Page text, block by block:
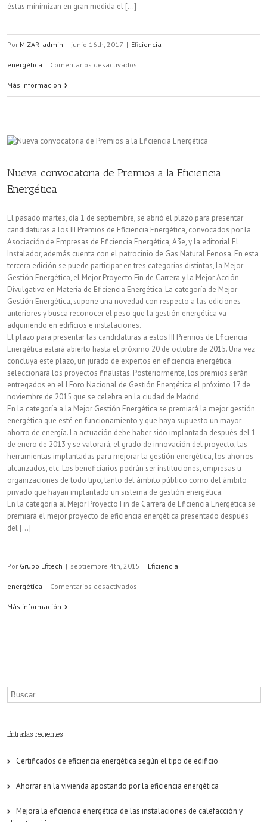
éstas minimizan en gran medida el [...]
Por MIZAR_admin | junio 16th, 2017 | Eficiencia
energética | Comentarios desactivados
del
España
lo
generan
los
Más información
Nueva convocatoria de Premios a la Eficiencia
Energética
El pasado martes, día 1 de septiembre, se abrió el plazo para presentar
candidaturas a los III Premios de Eficiencia Energética, convocados por la
Asociación de Empresas de Eficiencia Energética, A3e, y la editorial El
Instalador, además cuenta con el patrocinio de Gas Natural Fenosa. En esta
tercera edición se puede participar en tres categorías distintas, la Mejor
Gestión Energética, el Mejor Proyecto Fin de Carrera y la Mejor Acción
Divulgativa en Materia de Eficiencia Energética. La categoría de Mejor
Gestión Energética, supone una novedad con respecto a las ediciones
anteriores y busca reconocer el peso que la gestión energética va
adquiriendo en edificios e instalaciones.
El plazo para presentar las candidaturas a estos III Premios de Eficiencia
Energética estará abierto hasta el próximo 20 de octubre de 2015. Una vez
concluya este plazo, un jurado de expertos en eficiencia energética
seleccionará los proyectos finalistas. Posteriormente, los premios serán
entregados en el I Foro Nacional de Gestión Energética el próximo 17 de
noviembre de 2015 que se celebra en la ciudad de Madrid.
En la categoría a la Mejor Gestión Energética se premiará la mejor gestión
energética que esté en funcionamiento y que haya supuesto un mayor
ahorro de energía. La actuación debe haber sido implantada después del 1
de enero de 2013 y se valorará, el grado de innovación del proyecto, las
herramientas implantadas para mejorar la gestión energética, los ahorros
alcanzados, etc. Los beneficiarios podrán ser instituciones, empresas u
organizaciones de todo tipo, tanto del ámbito público como del ámbito
privado que hayan implantado un sistema de gestión energética.
En la categoría al Mejor Proyecto Fin de Carrera de Eficiencia Energética se
premiará el mejor proyecto de eficiencia energética presentado después
del [...]
Por Grupo Efitech | septiembre 4th, 2015 | Eficiencia
energética | Comentarios desactivados
a
Más información
Entradas recientes
Certificados de eficiencia energética según el tipo de edificio
Ahorrar en la vivienda apostando por la eficiencia energética
Mejora la eficiencia energética de las instalaciones de calefacción y